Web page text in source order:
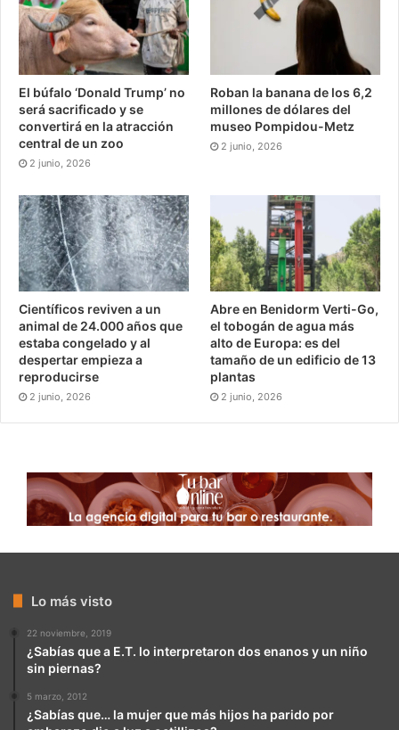
El búfalo ‘Donald Trump’ no
será sacrificado y se
convertirá en la atracción
central de un zoo
2 junio, 2026
Roban la banana de los 6,2
millones de dólares del
museo Pompidou-Metz
2 junio, 2026
Científicos reviven a un
animal de 24.000 años que
estaba congelado y al
despertar empieza a
reproducirse
2 junio, 2026
Abre en Benidorm Verti-Go,
el tobogán de agua más
alto de Europa: es del
tamaño de un edificio de 13
plantas
2 junio, 2026
Lo más visto
22 noviembre, 2019
¿Sabías que a E.T. lo interpretaron dos enanos y un niño
sin piernas?
5 marzo, 2012
¿Sabías que… la mujer que más hijos ha parido por